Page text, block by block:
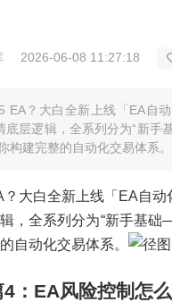
2026-06-08 11:27:18
EA？大白全新上线「EA自
底层逻辑，全系列分为“新
构建完整的自动化交易体系。
大白全新上线「EA自动
，全系列分为“新手基
自动化交易体系。
4：EA风险控制怎